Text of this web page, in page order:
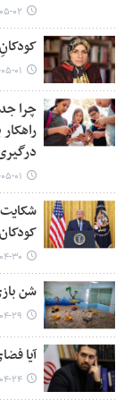
۱۴۰۵-
۱۴۰۵-
۱۴۰۵-
شکایت
کودکان
۱۴۰۵-
شن
۱۴۰۵-
آیا
۱۴۰۵-